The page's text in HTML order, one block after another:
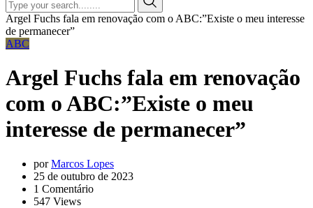
Argel Fuchs fala em renovação com o ABC:”Existe o meu interesse
de permanecer”
ABC
Argel Fuchs fala em renovação
com o ABC:”Existe o meu
interesse de permanecer”
porMarcos Lopes
25 de outubro de 2023
1 Comentário
547 Views